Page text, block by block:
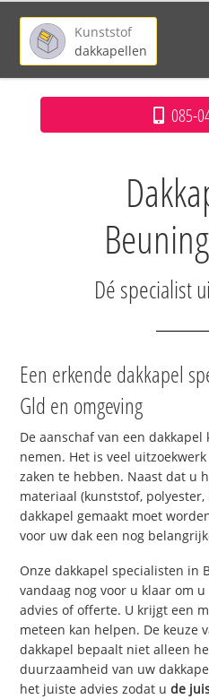
Kunststof
dakkapellen
085-
Dé specialist
Een erkende dakkapel
Gld en omgeving
De aanschaf van een
nemen. Het is veel
zaken te hebben. Naast dat u
materiaal (kunststof,
dakkapel gemaakt moet
voor uw dak een nog
Onze dakkapel specialisten in
vandaag nog voor u klaar om
advies of offerte. U krijgt een
meteen kan helpen. De keuze
dakkapel bepaalt niet alleen
duurzaamheid van uw
het juiste advies zodat ude